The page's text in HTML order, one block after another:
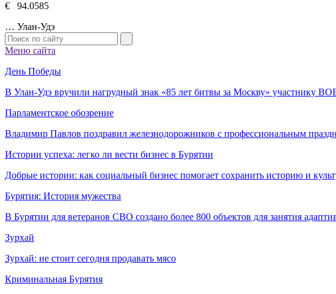
€ 94.0585
… Улан-Удэ
Меню сайта
День Победы
В Улан-Удэ вручили нагрудный знак «85 лет битвы за Москву» участнику
Парламентское обозрение
Владимир Павлов поздравил железнодорожников с профессиональным
Истории успеха: легко ли вести бизнес в Бурятии
Добрые истории: как социальный бизнес помогает сохранить историю и
Бурятия: История мужества
В Бурятии для ветеранов СВО создано более 800 объектов для занятия
Зурхай
Зурхай: не стоит сегодня продавать мясо
Криминальная Бурятия